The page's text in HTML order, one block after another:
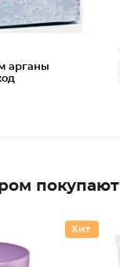
арганы
покупают